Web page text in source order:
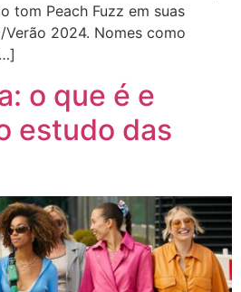
tom Peach Fuzz em suas
2024. Nomes como
o que é e
estudo das